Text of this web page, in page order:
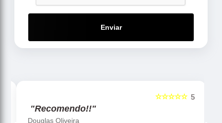
Enviar
5
☆☆☆☆☆
"Recomendo!!"
Douglas Oliveira